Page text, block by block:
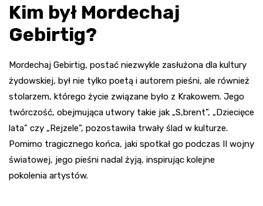
Kim był Mordechaj
Gebirtig?
Mordechaj Gebirtig, postać niezwykle zasłużona dla kultury
żydowskiej, był nie tylko poetą i autorem pieśni, ale również
stolarzem, którego życie związane było z Krakowem. Jego
twórczość, obejmująca utwory takie jak „S,brent”, „Dziecięce
lata” czy „Rejzele”, pozostawiła trwały ślad w kulturze.
Pomimo tragicznego końca, jaki spotkał go podczas II wojny
światowej, jego pieśni nadal żyją, inspirując kolejne
pokolenia artystów.